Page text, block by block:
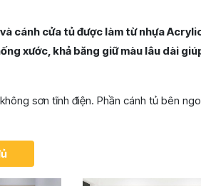
cánh cửa tủ được làm từ nhựa
xước, khả băng giữ màu lâu dài
sơn tĩnh điện. Phần cánh tủ bên